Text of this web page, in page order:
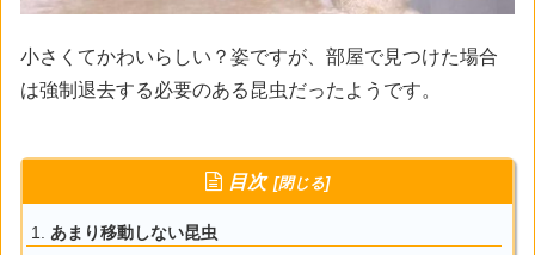
小さくてかわいらしい？姿ですが、部屋で見つけた場合
は強制退去する必要のある昆虫だったようです。
目次
あまり移動しない昆虫